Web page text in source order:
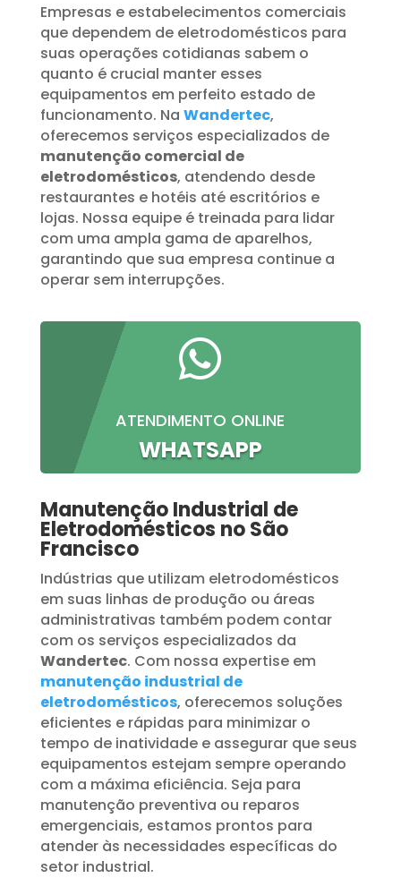
Empresas e estabelecimentos comerciais
que dependem de eletrodomésticos para
suas operações cotidianas sabem o
quanto é crucial manter esses
equipamentos em perfeito estado de
funcionamento. Na Wandertec,
oferecemos serviços especializados de
manutenção comercial de
eletrodomésticos, atendendo desde
restaurantes e hotéis até escritórios e
lojas. Nossa equipe é treinada para lidar
com uma ampla gama de aparelhos,
garantindo que sua empresa continue a
operar sem interrupções.

ATENDIMENTO ONLINE
WHATSAPP
Manutenção Industrial de
Eletrodomésticos no São
Francisco
Indústrias que utilizam eletrodomésticos
em suas linhas de produção ou áreas
administrativas também podem contar
com os serviços especializados da
Wandertec. Com nossa expertise em
manutenção industrial de
eletrodomésticos, oferecemos soluções
eficientes e rápidas para minimizar o
tempo de inatividade e assegurar que seus
equipamentos estejam sempre operando
com a máxima eficiência. Seja para
manutenção preventiva ou reparos
emergenciais, estamos prontos para
atender às necessidades específicas do
setor industrial.